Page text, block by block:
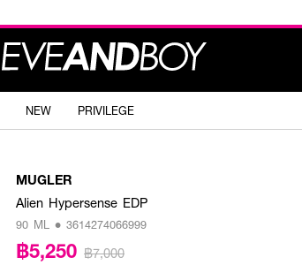
NEW PRIVILEGE
MUGLER
Alien Hypersense EDP
90 ML • 3614274066999
฿5,250 ฿7,000